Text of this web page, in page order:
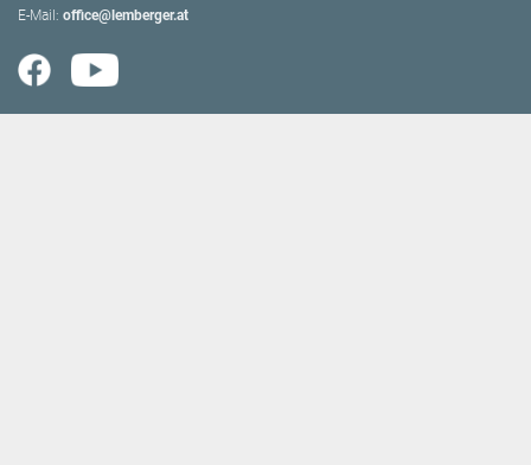
E-Mail: office@lemberger.at